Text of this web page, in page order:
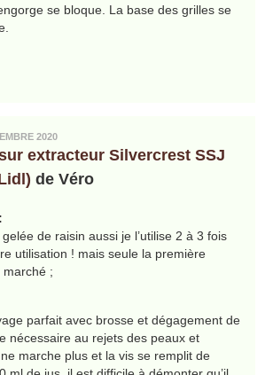
se bloque. La base des grilles se
2020
extracteur Silvercrest SSJ
de Véro
de raisin aussi je l’utilise 2 à 3 fois
utilisation ! mais seule la première
;
parfait avec brosse et dégagement de
nécessaire au rejets des peaux et
marche plus et la vis se remplit de